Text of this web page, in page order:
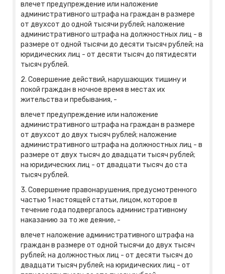
влечет предупреждение или наложение
административного штрафа на граждан в размере
от двухсот до одной тысячи рублей; наложение
административного штрафа на должностных лиц - в
размере от одной тысячи до десяти тысяч рублей; на
юридических лиц - от десяти тысяч до пятидесяти
тысяч рублей.
2. Совершение действий, нарушающих тишину и
покой граждан в ночное время в местах их
жительства и пребывания, -
влечет предупреждение или наложение
административного штрафа на граждан в размере
от двухсот до двух тысяч рублей; наложение
административного штрафа на должностных лиц - в
размере от двух тысяч до двадцати тысяч рублей;
на юридических лиц - от двадцати тысяч до ста
тысяч рублей.
3. Совершение правонарушения, предусмотренного
частью 1 настоящей статьи, лицом, которое в
течение года подвергалось административному
наказанию за то же деяние, -
влечет наложение административного штрафа на
граждан в размере от одной тысячи до двух тысяч
рублей; на должностных лиц - от десяти тысяч до
двадцати тысяч рублей; на юридических лиц - от